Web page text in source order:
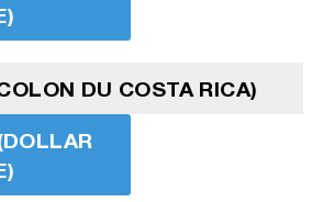
DU COSTA RICA)